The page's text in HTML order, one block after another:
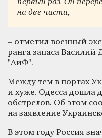
первый раз. Он
на две части,
– отметил военный
ранга запаса
"АиФ".
Между тем в портах
и хуже. Одесса дошла
обстрелов. Об этом
на заявление
В этом году Россия